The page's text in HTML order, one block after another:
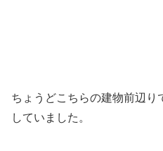
ちょうどこちらの建物前辺
していました。